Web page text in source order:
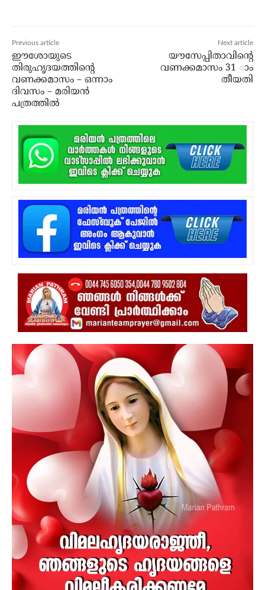
Previous article
ഈശോയുടെ
തിരുഹൃദയത്തിന്‍റെ
വണക്കമാസം – ഒന്നാം
ദിവസം – മരിയന്‍
പത്രത്തില്‍
Next article
യൗസേപ്പിതാവിന്റെ
വണക്കമാസം 31 ാം
തീയതി